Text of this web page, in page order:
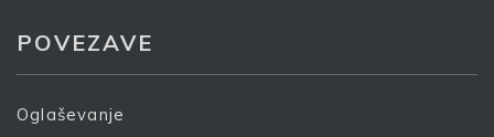
POVEZAVE
Oglaševanje